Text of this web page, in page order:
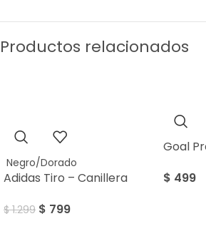
Productos relacionados
Negro/Dorado
Adidas Tiro – Canillera
$1.299 $ 799
Goal
$ 499